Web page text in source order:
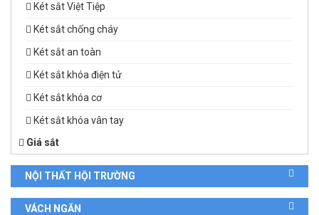
Két sắt Việt Tiệp
Két sắt chống cháy
Két sắt an toàn
Két sắt khóa điện tử
Két sắt khóa cơ
Két sắt khóa vân tay
Giá sắt
NỘI THẤT HỘI TRƯỜNG
VÁCH NGĂN